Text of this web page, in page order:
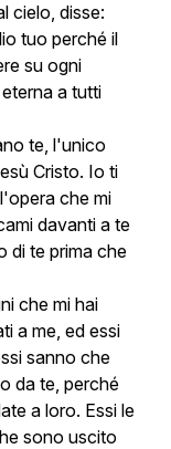
cielo, disse:
tuo perché il
su ogni
a tutti
te, l'unico
Cristo. Io ti
che mi
davanti a te
di te prima che
che mi hai
a me, ed essi
sanno che
da te, perché
a loro. Essi le
sono uscito